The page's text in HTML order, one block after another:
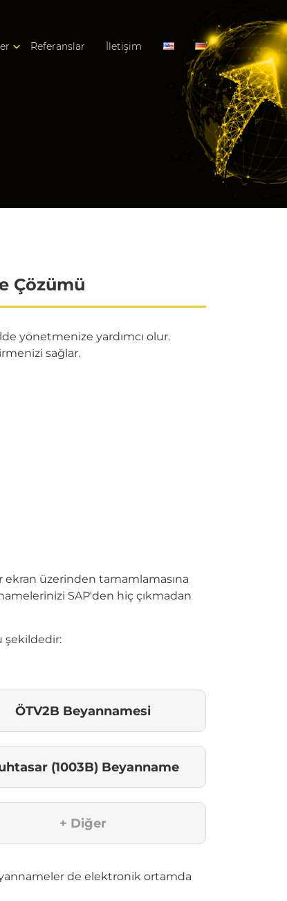
Referanslar İletişim
Çözümü
yönetmenize yardımcı olur.
sağlar.
ekran üzerinden tamamlamasına
SAP'den hiç çıkmadan
şekildedir:
ÖTV2B Beyannamesi
(1003B) Beyanname
+ Diğer
de elektronik ortamda